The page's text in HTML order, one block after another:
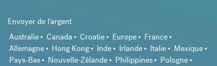
Envoyer de l'argent
Australie
Canada Croatie Europe
France
Allemagne
Hong Kong Inde Irlande Italie
Mexique
Pays-Bas
Nouvelle-Zélande Philippines
Pologne